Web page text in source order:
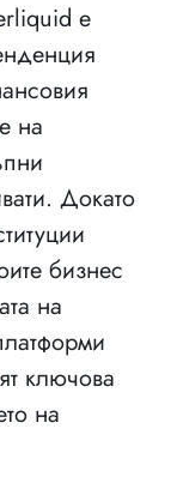
е
на
Докато
бизнес
на
ключова
на